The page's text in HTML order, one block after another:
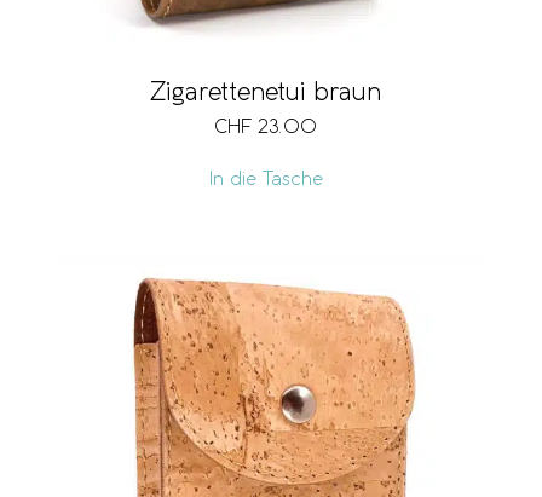
Zigarettenetui braun
CHF 23.00
In die Tasche